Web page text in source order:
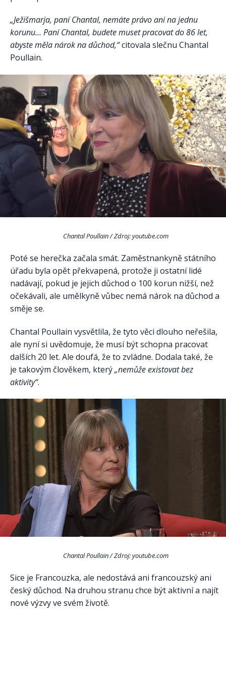
„Ježišmarja, paní Chantal, nemáte právo ani na jednu
korunu… Paní Chantal, budete muset pracovat do 86 let,
abyste měla nárok na důchod,“citovala slečnu Chantal
Poullain.
Chantal Poullain / Zdroj: youtube.com
Poté se herečka začala smát. Zaměstnankyně státního
úřadu byla opět překvapená, protože ji ostatní lidé
nadávají, pokud je jejich důchod o 100 korun nižší, než
očekávali, ale umělkyně vůbec nemá nárok na důchod a
směje se.
Chantal Poullain vysvětlila, že tyto věci dlouho neřešila,
ale nyní si uvědomuje, že musí být schopna pracovat
dalších 20 let. Ale doufá, že to zvládne. Dodala také, že
je takovým člověkem, který„nemůže existovat bez
aktivity“.
Chantal Poullain / Zdroj: youtube.com
Sice je Francouzka, ale nedostává ani francouzský ani
český důchod. Na druhou stranu chce být aktivní a najít
nové výzvy ve svém životě.